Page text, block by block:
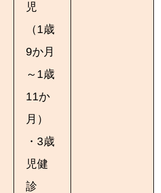
児
（1歳
9か月
～1歳
11か
月）
・3歳
児健
診